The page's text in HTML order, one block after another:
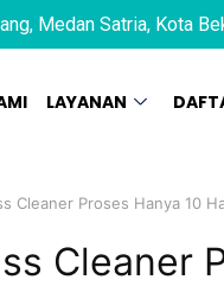
Medan Satria, Kota
LAYANAN
Cleaner Proses Hanya 10
Cleaner